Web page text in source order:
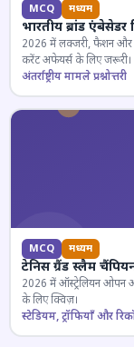
MCQ मध्यम
भारतीय ब्रांड एंबेसेडर
2026 में लक्जरी, फैशन और
करेंट अफेयर्स के लिए जरूरी।
अंतर्राष्ट्रीय मामले प्रश्नोत्तरी
MCQ मध्यम
टेनिस ग्रैंड स्लैम
2026 में ऑस्ट्रेलियन ओपन
के लिए क्विज़।
स्टेडियम, ट्रॉफियाँ और